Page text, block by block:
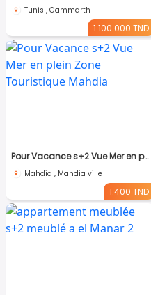
Tunis , Gammarth
1.100.000 TND
Pour Vacance s+2 Vue Mer en plein Zone Touristique Mahdia
Mahdia , Mahdia ville
1.400 TND